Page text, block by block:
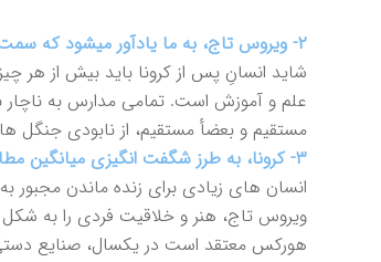
٢- ويروس تاج، به ما يادآور ميشود كه سمت روشن تكنولوژى چقدر حياتى ست.
شايد انسانِ پس از كرونا بايد بيش از هر
علم و آموزش است. تمامى مدارس به ناچار
مستقيم و بعضأ مستقيم، از نابودى
٣- كرونا، به طرز شگفت انگيزى ميانگين مطالعه افراد سياره را در يكسال افزايش خواهد داد.
انسان هاى زيادى براى زنده ماندن
ويروس تاج، هنر و خلاقيت فردى را به
هوركس معتقد است در يكسال، صنايع دستى